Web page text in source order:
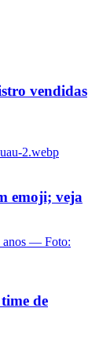
vendidas
emoji; veja
de